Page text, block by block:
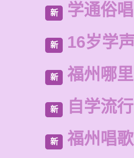
新 学通俗
新 16岁学
新 福州哪
新 自学流
新 福州唱